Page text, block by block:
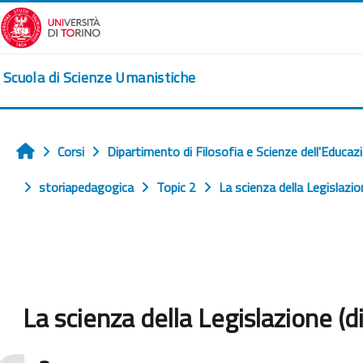
Vai al contenuto principale
Scuola di Scienze Umanistiche
Home
Corsi
Dipartimento di Filosofia e Scienze
storiapedagogica
Topic 2 La scienza della
La scienza della Legislazione